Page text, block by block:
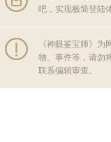
吧，实现极简登陆
《神眼鉴宝师》为
物、事件等，请勿
联系编辑审查。